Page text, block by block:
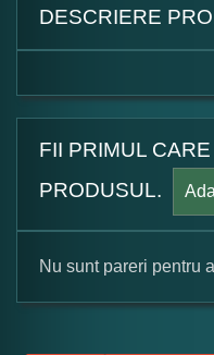
DESCRIERE
FII PRIMUL
PRODUSUL.
Formular pareri
Nu sunt pareri pentru